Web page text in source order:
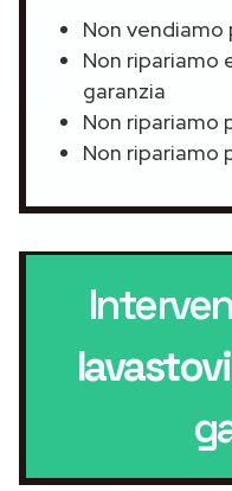
Non vendiamo
Non
garanzia
Non
Non ripariamo